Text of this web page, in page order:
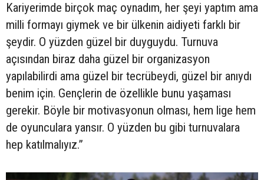
Kariyerimde birçok maç oynadım, her şeyi yaptım ama
milli formayı giymek ve bir ülkenin aidiyeti farklı bir
şeydir. O yüzden güzel bir duyguydu. Turnuva
açısından biraz daha güzel bir organizasyon
yapılabilirdi ama güzel bir tecrübeydi, güzel bir anıydı
benim için. Gençlerin de özellikle bunu yaşaması
gerekir. Böyle bir motivasyonun olması, hem lige hem
de oyunculara yansır. O yüzden bu gibi turnuvalara
hep katılmalıyız.”